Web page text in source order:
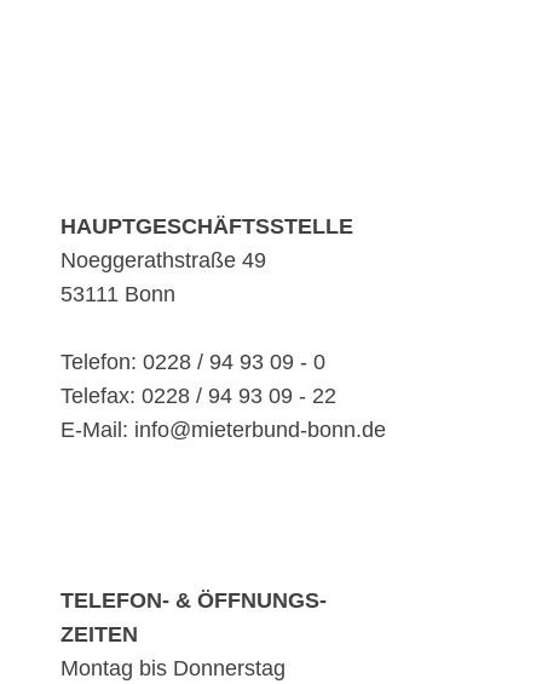
HAUPTGESCHÄFTSSTELLE
Noeggerathstraße 49
53111 Bonn
Telefon: 0228 / 94 93 09 - 0
Telefax: 0228 / 94 93 09 - 22
E-Mail: info@mieterbund-bonn.de
TELEFON- & ÖFFNUNGS-
ZEITEN
Montag bis Donnerstag